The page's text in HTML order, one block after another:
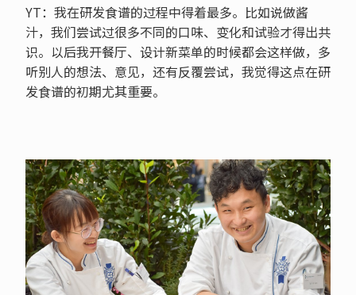
YT：我在研发食谱的过程中得着最多。比如说做酱
汁，我们尝试过很多不同的口味、变化和试验才得出共
识。以后我开餐厅、设计新菜单的时候都会这样做，多
听别人的想法、意见，还有反覆尝试，我觉得这点在研
发食谱的初期尤其重要。